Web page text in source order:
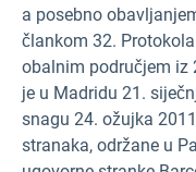
a posebno
člankom 32.
obalnim područjem iz
je u Madridu 21.
snagu 24. ožujka
stranaka, održane u